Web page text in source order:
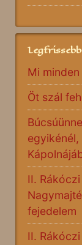
Mi
Öt szál
II.
fejedelem
II.